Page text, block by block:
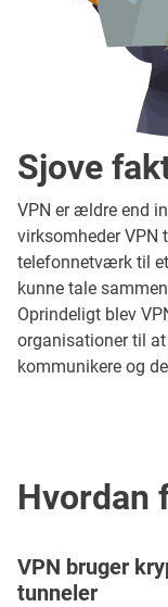
Sjove
VPN er ældre end
virksomheder VPN
telefonnetværk til
kunne tale
Oprindeligt blev
organisationer til
kommunikere og
Hvordan
VPN bruger
tunneler